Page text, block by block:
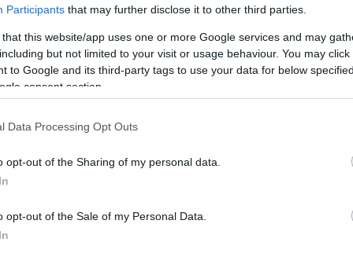
Participants that may further disclose it to other third parties.
that this website/app uses one or more Google services and may
but not limited to your visit or usage behaviour. You may
to Google and its third-party tags to use your data for below
consent section.
Data Processing Opt Outs
opt-out of the Sharing of my personal data.
opt-out of the Sale of my Personal Data.